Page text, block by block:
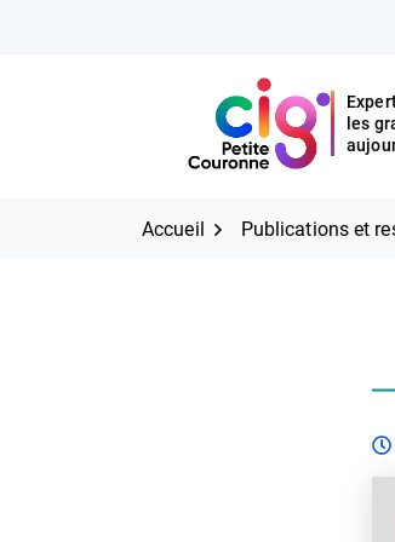
CIG Petite
les
CIG Petite Couronne
Expertise et
les grands défis RH,
aujourd'hui et demain.
Accueil Publications et